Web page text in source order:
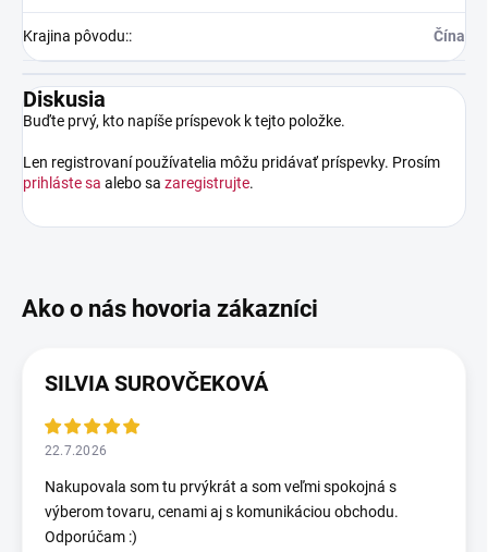
Krajina pôvodu:: Čína
Diskusia
Buďte prvý, kto napíše príspevok k tejto položke.
Len registrovaní používatelia môžu pridávať príspevky. Prosím
prihláste sa alebo sa zaregistrujte.
SILVIA SUROVČEKOVÁ
22.7.2026
Nakupovala som tu prvýkrát a som veľmi spokojná s
výberom tovaru, cenami aj s komunikáciou obchodu.
Odporúčam :)